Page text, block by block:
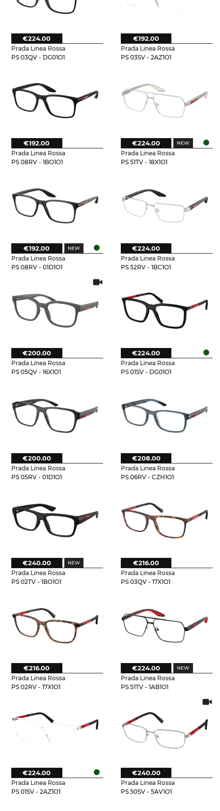
Prada Linea Rossa
PS 03QV - DG01O1
€224.00
Prada Linea Rossa
PS 03SV - 2AZ1O1
€192.00
Prada Linea Rossa
PS 08RV - 1BO1O1
€192.00
Prada Linea Rossa
PS 51TV - 18X1O1
€224.00
Prada Linea Rossa
PS 08RV - 01D1O1
€192.00
Prada Linea Rossa
PS 52RV - 1BC1O1
€224.00
Prada Linea Rossa
PS 05QV - 16X1O1
€200.00
Prada Linea Rossa
PS 01SV - DG01O1
€224.00
Prada Linea Rossa
PS 05RV - 01D1O1
€200.00
Prada Linea Rossa
PS 06RV - CZH1O1
€208.00
Prada Linea Rossa
PS 02TV - 1BO1O1
€240.00
Prada Linea Rossa
PS 03QV - 17X1O1
€216.00
Prada Linea Rossa
PS 02RV - 17X1O1
€216.00
Prada Linea Rossa
PS 51TV - 1AB1O1
€224.00
Prada Linea Rossa
PS 01SV - 2AZ1O1
€224.00
Prada Linea Rossa
PS 50SV - 5AV1O1
€240.00